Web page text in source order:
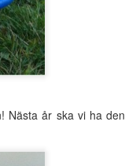
Nästa år ska vi ha den
sorl?